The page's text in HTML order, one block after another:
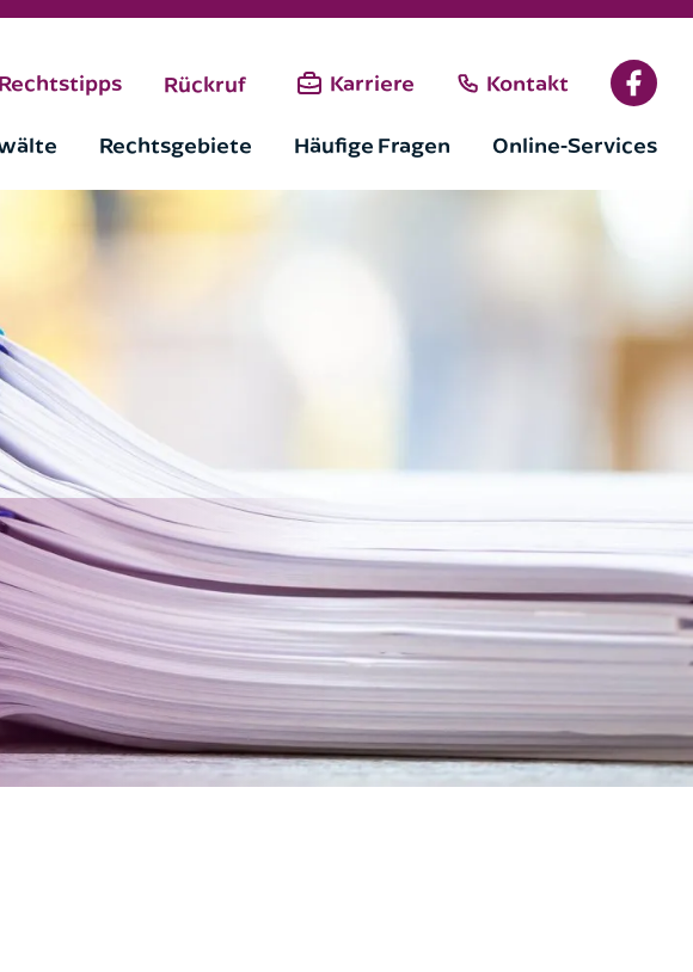
Rechtstipps Rückruf Karriere Kontakt
Rechtsgebiete Häufige Fragen Online-Services
Nach Versand dieses Formulars
melden.